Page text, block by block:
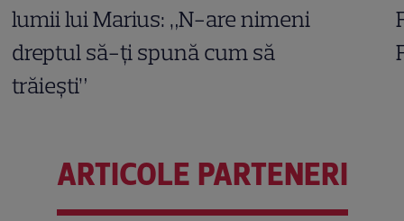
lumii lui Marius: „N-are nimeni
dreptul să-ți spună cum să
trăiești”
ARTICOLE PARTENERI